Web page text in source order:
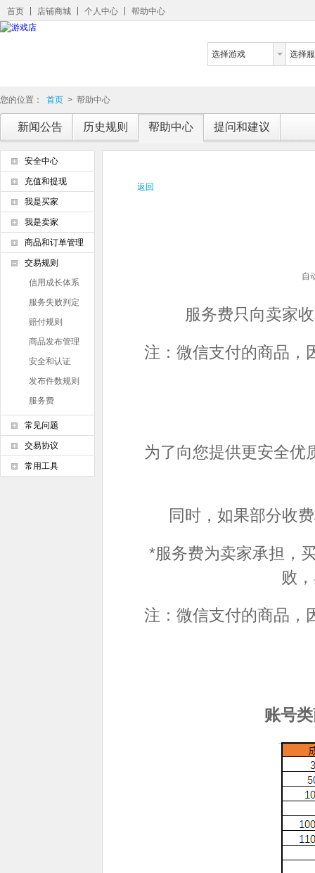
首页 店铺商城 个人中心 帮助中心
选择游戏 选择
您的位置： 首页 > 帮助中心
新闻公告 历史规则 帮助中心 提问和建议
返回
自
服务费只向卖家
注：微信支付的商品，
为了向您提供更安全优
同时，如果部分收
*服务费为卖家承担，
败
注：微信支付的商品，
账号
安全中心
充值和提现
我是买家
我是卖家
商品和订单管理
交易规则
信用成长体系
服务失败判定
赔付规则
商品发布管理
条例
安全和认证
发布件数规则
服务费
常见问题
交易协议
常用工具